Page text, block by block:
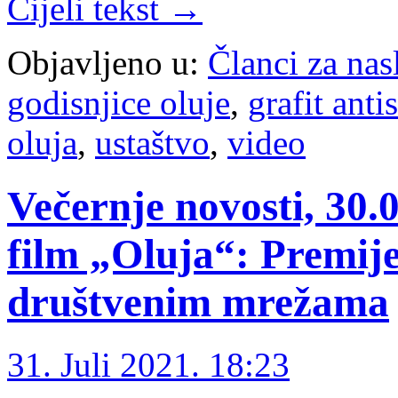
Cijeli tekst →
Objavljeno u: Članci za
godisnjice oluje, grafit
oluja, ustaštvo, video
Večernje novosti,
film „Oluja“:
društvenim mrežama
31. Juli 2021. 18:23